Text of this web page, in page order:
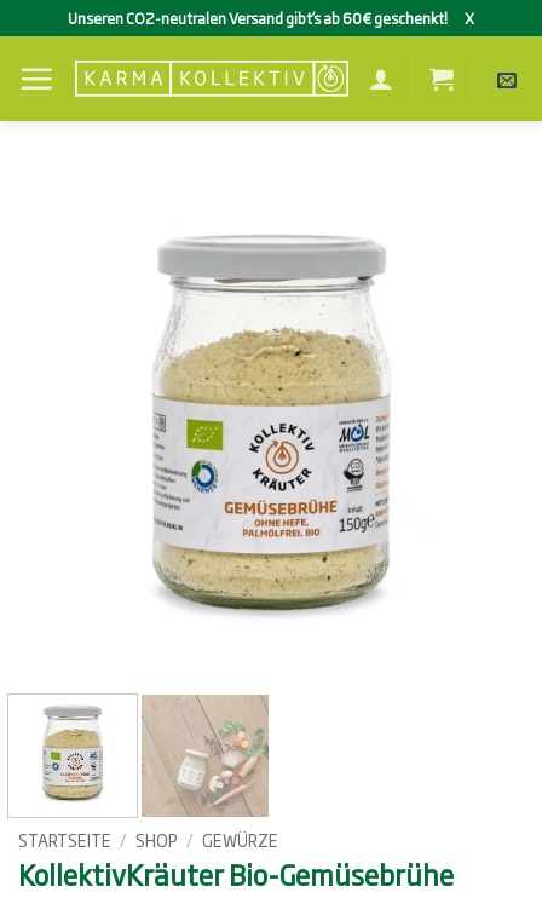
Inhalt
springen
Unseren CO2-neutralen Versand gibt’s ab 60€ geschenkt! X
STARTSEITE / SHOP / GEWÜRZE
KollektivKräuter Bio-Gemüsebrühe